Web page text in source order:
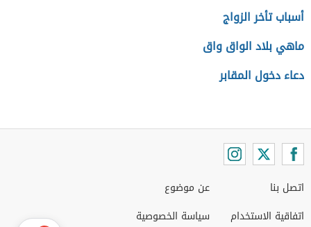
أسباب تأخر الزواج
ماهي بلاد الواق واق
دعاء دخول المقابر
اتصل بنا
اتفاقية الاستخدام
عن موضوع
سياسة الخصوصية